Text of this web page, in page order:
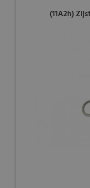
(11A2h)